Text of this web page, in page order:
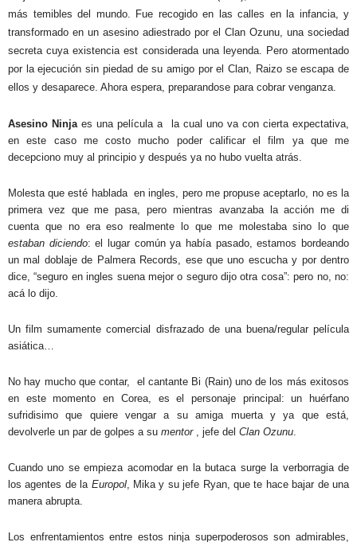
más temibles del mundo. Fue recogido en las calles en la infancia, y
transformado en un asesino adiestrado por el Clan Ozunu, una sociedad
secreta cuya existencia est considerada una leyenda. Pero atormentado
por la ejecución sin piedad de su amigo por el Clan, Raizo se escapa de
ellos y desaparece. Ahora espera, preparandose para cobrar venganza.
Asesino Ninja es una película a
la cual uno va con cierta expectativa,
en este caso me costo mucho poder calificar el film ya que me
decepciono muy al principio y después ya no hubo vuelta atrás.
Molesta que esté hablada en ingles, pero me propuse aceptarlo, no es la
primera vez que me pasa, pero mientras avanzaba la acción me di
cuenta que no era eso realmente lo que me molestaba sino lo que
estaban diciendo: el lugar común ya había pasado, estamos bordeando
un mal doblaje de Palmera Records, ese que uno escucha y por dentro
dice, “seguro en ingles suena mejor o seguro dijo otra cosa”: pero no, no:
acá lo dijo.
Un film sumamente comercial disfrazado de una buena/regular película
asiática…
No hay mucho que contar,
el cantante Bi (Rain) uno de los más exitosos
en este momento en Corea, es el personaje principal: un huérfano
sufridisimo que quiere vengar a su amiga muerta y ya que está,
devolverle un par de golpes a su mentor , jefe del Clan Ozunu
Cuando uno se empieza acomodar en la butaca surge la verborragia de
los agentes de la Europol, Mika y su jefe Ryan, que te hace bajar de una
manera abrupta.
Los enfrentamientos entre estos ninja superpoderosos son admirables,